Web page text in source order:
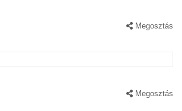
Megosztás
Megosztás